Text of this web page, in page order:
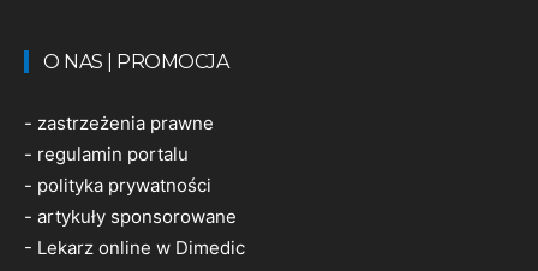
O NAS | PROMOCJA
- zastrzeżenia prawne
- regulamin portalu
- polityka prywatności
- artykuły sponsorowane
- Lekarz online w Dimedic